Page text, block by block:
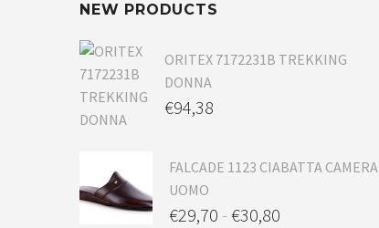
NEW PRODUCTS
ORITEX 7172231B TREKKING
DONNA
€94,38
FALCADE 1123 CIABATTA CAMERA
UOMO
€29,70 - €30,80